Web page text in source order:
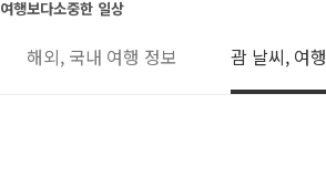
본문 바로가기
여행보다소중한 일상
해외, 국내 여행 정보 괌 날씨, 여행